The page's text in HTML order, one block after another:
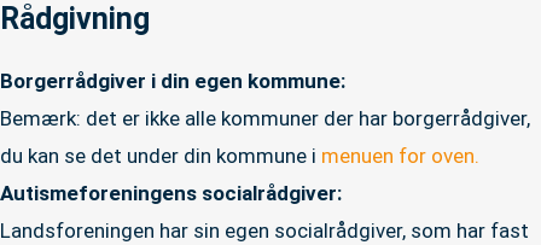
Rådgivning
Borgerrådgiver i din egen kommune:
Bemærk: det er ikke alle kommuner der har borgerrådgiver,
du kan se det under din kommune i menuen for oven.
Autismeforeningens socialrådgiver:
Landsforeningen har sin egen socialrådgiver, som har fast